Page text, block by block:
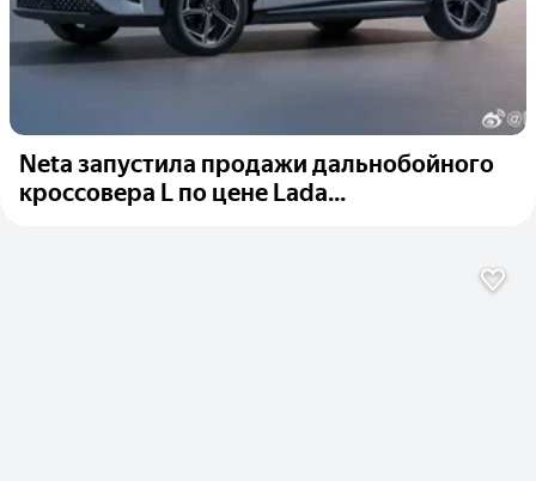
Neta запустила продажи дальнобойного
кроссовера L по цене Lada...